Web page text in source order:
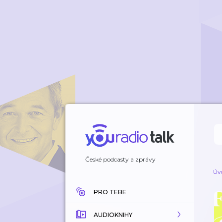
České podcasty a zprávy
PRO TEBE
AUDIOKNIHY